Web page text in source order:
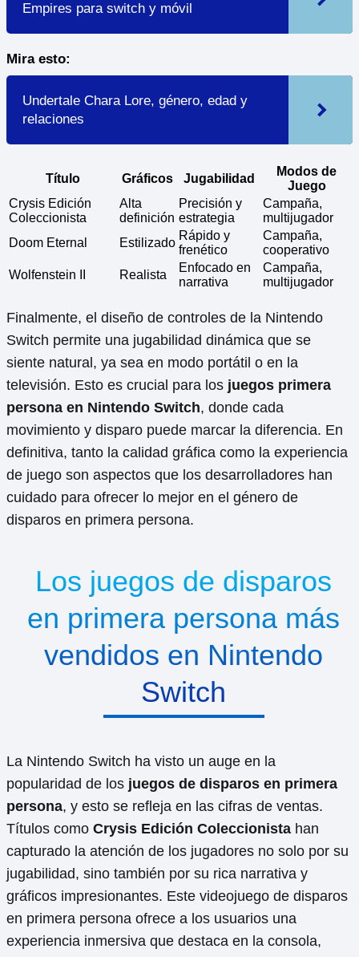
Empires para switch y móvil
Mira esto:
Undertale Chara Lore, género, edad y
relaciones
Título Gráficos Jugabilidad
Modos de
Juego
Crysis Edición
Coleccionista
Alta
definición
Precisión y
estrategia
Campaña,
multijugador
Doom Eternal
Estilizado
Rápido y
frenético
Campaña,
cooperativo
Wolfenstein II
Realista
Enfocado en
narrativa
Campaña,
multijugador
Finalmente, el diseño de controles de la Nintendo
Switch permite una jugabilidad dinámica que se
siente natural, ya sea en modo portátil o en la
televisión. Esto es crucial para los juegos primera
persona en Nintendo Switch, donde cada
movimiento y disparo puede marcar la diferencia. En
definitiva, tanto la calidad gráfica como la experiencia
de juego son aspectos que los desarrolladores han
cuidado para ofrecer lo mejor en el género de
disparos en primera persona.
Los juegos de disparos
en primera persona más
vendidos en Nintendo
Switch
La Nintendo Switch ha visto un auge en la
popularidad de los juegos de disparos en primera
persona, y esto se refleja en las cifras de ventas.
Títulos como Crysis Edición Coleccionista han
capturado la atención de los jugadores no solo por su
jugabilidad, sino también por su rica narrativa y
gráficos impresionantes. Este videojuego de disparos
en primera persona ofrece a los usuarios una
experiencia inmersiva que destaca en la consola,